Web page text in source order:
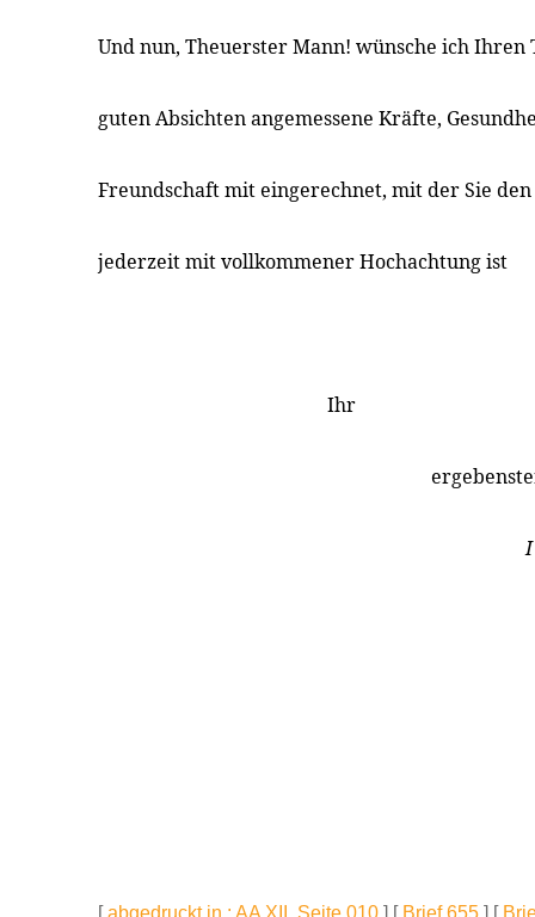
Und nun, Theuerster Mann! wünsche ich Ihren
guten Absichten angemessene Kräfte,
Freundschaft mit eingerechnet, mit der Sie
jederzeit mit vollkommener Hochachtung ist
Ihr
[abgedruckt in : AA XII, Seite 010 ] [ Brief 655 ] [